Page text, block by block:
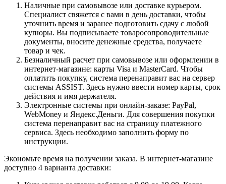
Наличные при самовывозе или доставке курьером.
Специалист свяжется с вами в день доставки, чтобы
уточнить время и заранее подготовить сдачу с любой
купюры. Вы подписываете товаросопроводительные
документы, вносите денежные средства, получаете
товар и чек.
Безналичный расчет при самовывозе или оформлении в
интернет-магазине: карты Visa и MasterCard. Чтобы
оплатить покупку, система перенаправит вас на сервер
системы ASSIST. Здесь нужно ввести номер карты, срок
действия и имя держателя.
Электронные системы при онлайн-заказе: PayPal,
WebMoney и Яндекс.Деньги. Для совершения покупки
система перенаправит вас на страницу платежного
сервиса. Здесь необходимо заполнить форму по
инструкции.
Экономьте время на получении заказа. В интернет-магазине
доступно 4 варианта доставки: